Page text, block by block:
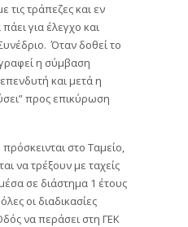
τις τράπεζες και εν
για έλεγχο και
Όταν δοθεί το
η σύμβαση
και μετά η
προς επικύρωση
στο Ταμείο,
να τρέξουν με ταχείς
σε διάστημα 1 έτους
οι διαδικασίες
να περάσει στη ΓΕΚ